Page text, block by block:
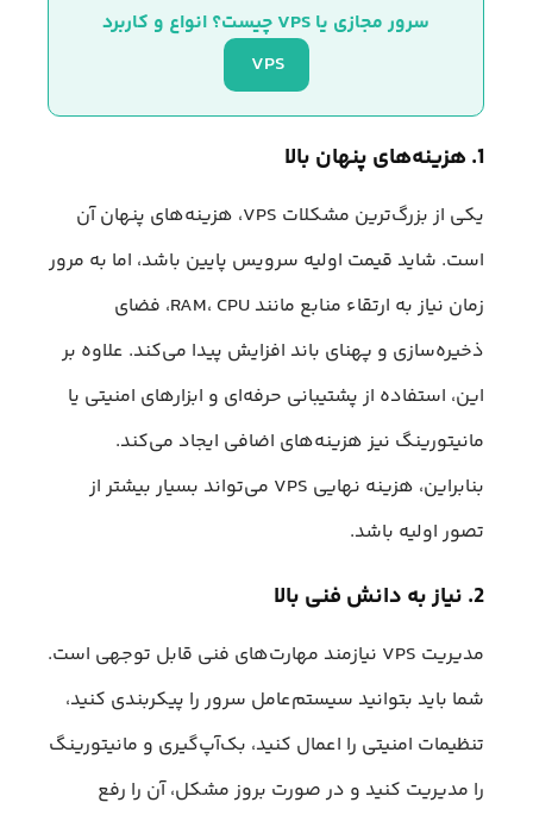
سرور مجازی یا VPS چیست؟ انواع و کاربرد
VPS
1. هزینه‌های پنهان بالا
یکی از بزرگ‌ترین مشکلات VPS، هزینه‌های پنهان آن
است. شاید قیمت اولیه سرویس پایین باشد، اما به مرور
زمان نیاز به ارتقاء منابع مانند RAM، CPU، فضای
ذخیره‌سازی و پهنای باند افزایش پیدا می‌کند. علاوه بر
این، استفاده از پشتیبانی حرفه‌ای و ابزارهای امنیتی یا
مانیتورینگ نیز هزینه‌های اضافی ایجاد می‌کند.
بنابراین، هزینه نهایی VPS می‌تواند بسیار بیشتر از
تصور اولیه باشد.
2. نیاز به دانش فنی بالا
مدیریت VPS نیازمند مهارت‌های فنی قابل توجهی است.
شما باید بتوانید سیستم‌عامل سرور را پیکربندی کنید،
تنظیمات امنیتی را اعمال کنید، بک‌آپ‌گیری و مانیتورینگ
را مدیریت کنید و در صورت بروز مشکل، آن را رفع